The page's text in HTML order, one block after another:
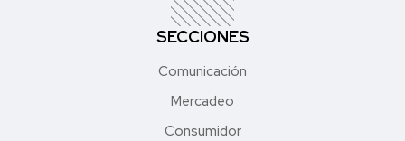
SECCIONES
Comunicación
Mercadeo
Consumidor